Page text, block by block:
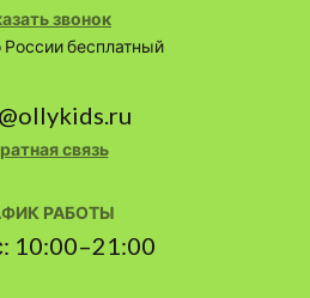
звонок
России бесплатный
связь
РАБОТЫ
10:00–21:00